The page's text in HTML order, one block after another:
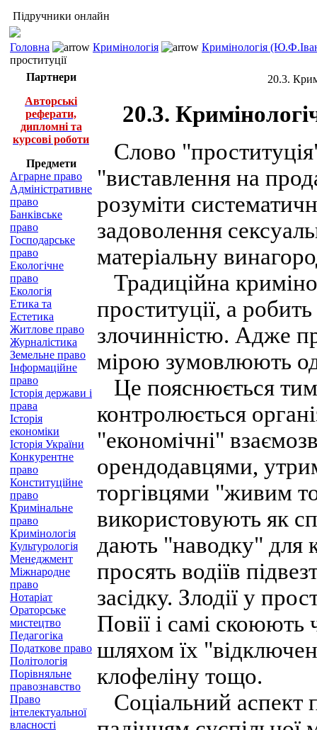
Підручники онлайн
Головна Кримінологія
Кримінологія
проституції
Партнери
Авторські
реферати,
дипломні та
курсові роботи
Предмети
Аграрне право
Адміністративне
право
Банківське
право
Господарське
право
Екологічне
право
Екологія
Етика та
Естетика
Житлове право
Журналістика
Земельне право
Інформаційне
право
Історія держави і
права
Історія
економіки
Історія України
Конкурентне
право
Конституційне
право
Кримінальне
право
Кримінологія
Культурологія
Менеджмент
Міжнародне
право
Нотаріат
Ораторське
мистецтво
Педагогіка
Податкове право
Політологія
Порівняльне
правознавство
Право
інтелектуальної
власності
20.3.
20.3.
Слово
"виставлення на
розуміти
задоволення
матеріальну
Традиційна
проституції, а
злочинністю. Адже
мірою зумовлюють
Це пояснюється
контролюється
"економічні"
орендодавцями,
торгівцями "живим
використовують як
дають "наводку" для
просять водіїв
засідку. Злодії у
Повії і самі скоюють
шляхом їх
клофеліну тощо.
Соціальний аспект